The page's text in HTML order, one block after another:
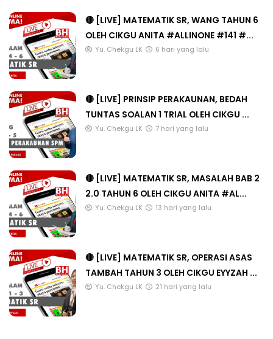
🔴 [LIVE] MATEMATIK SR, WANG TAHUN 6
OLEH CIKGU ANITA #ALLINONE #141 #...
Yu. Chekgu LK 6 hari yang lalu
🔴 [LIVE] PRINSIP PERAKAUNAN, BEDAH
TUNTAS SOALAN 1 TRIAL OLEH CIKGU ...
Yu. Chekgu LK 7 hari yang lalu
🔴 [LIVE] MATEMATIK SR, MASALAH BAB 2
2.0 TAHUN 6 OLEH CIKGU ANITA #AL...
Yu. Chekgu LK 13 hari yang lalu
🔴 [LIVE] MATEMATIK SR, OPERASI ASAS
TAMBAH TAHUN 3 OLEH CIKGU EYYZAH ...
Yu. Chekgu LK 21 hari yang lalu